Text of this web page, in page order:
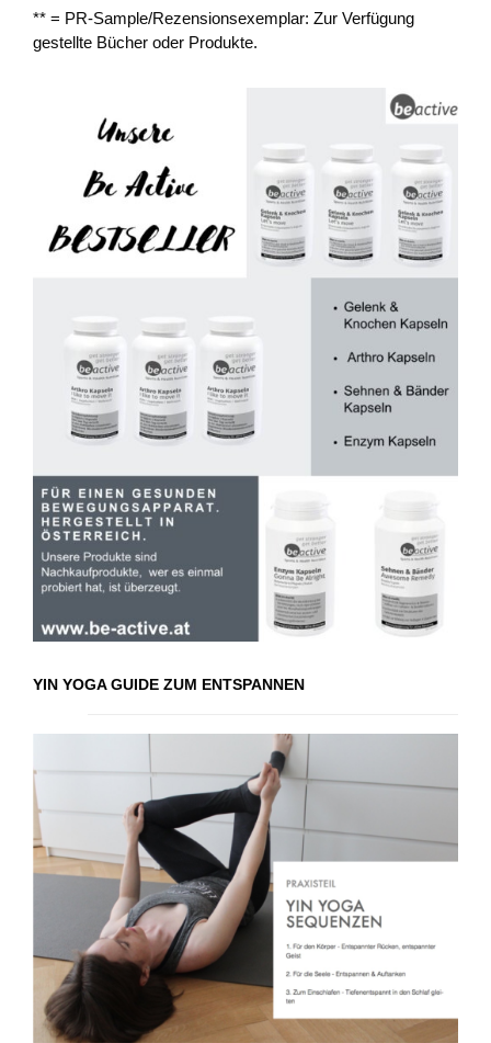
** = PR-Sample/Rezensionsexemplar: Zur Verfügung
gestellte Bücher oder Produkte.
YIN YOGA GUIDE ZUM ENTSPANNEN